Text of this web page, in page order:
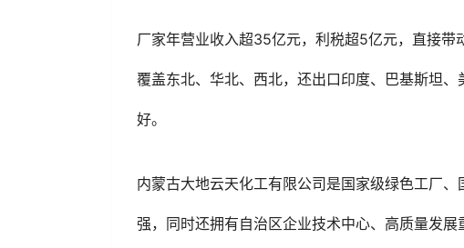
厂家年营业收入超‌35亿元‌，利税超5亿元，直接
覆盖东北、华北、西北，还出口印度、巴基斯坦
好。
内蒙古大地云天化工有限公司是国家级‌绿色工厂‌
强，同时还拥有自治区企业技术中心、高质量发